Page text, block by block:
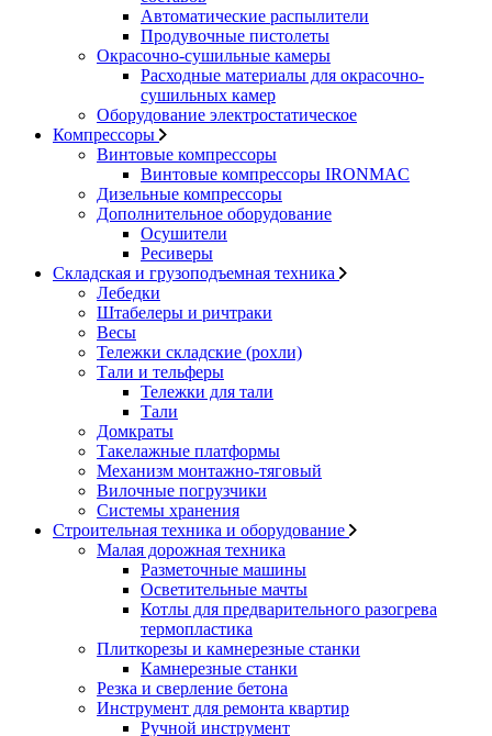
Автоматические распылители
Продувочные пистолеты
Окрасочно-сушильные камеры
Расходные материалы для окрасочно-
сушильных камер
Оборудование электростатическое
Компрессоры
Винтовые компрессоры
Винтовые компрессоры IRONMAC
Дизельные компрессоры
Дополнительное оборудование
Осушители
Ресиверы
Складская и грузоподъемная техника
Лебедки
Штабелеры и ричтраки
Весы
Тележки складские (рохли)
Тали и тельферы
Тележки для тали
Тали
Домкраты
Такелажные платформы
Механизм монтажно-тяговый
Вилочные погрузчики
Системы хранения
Строительная техника и оборудование
Малая дорожная техника
Разметочные машины
Осветительные мачты
Котлы для предварительного разогрева
термопластика
Плиткорезы и камнерезные станки
Камнерезные станки
Резка и сверление бетона
Инструмент для ремонта квартир
Ручной инструмент